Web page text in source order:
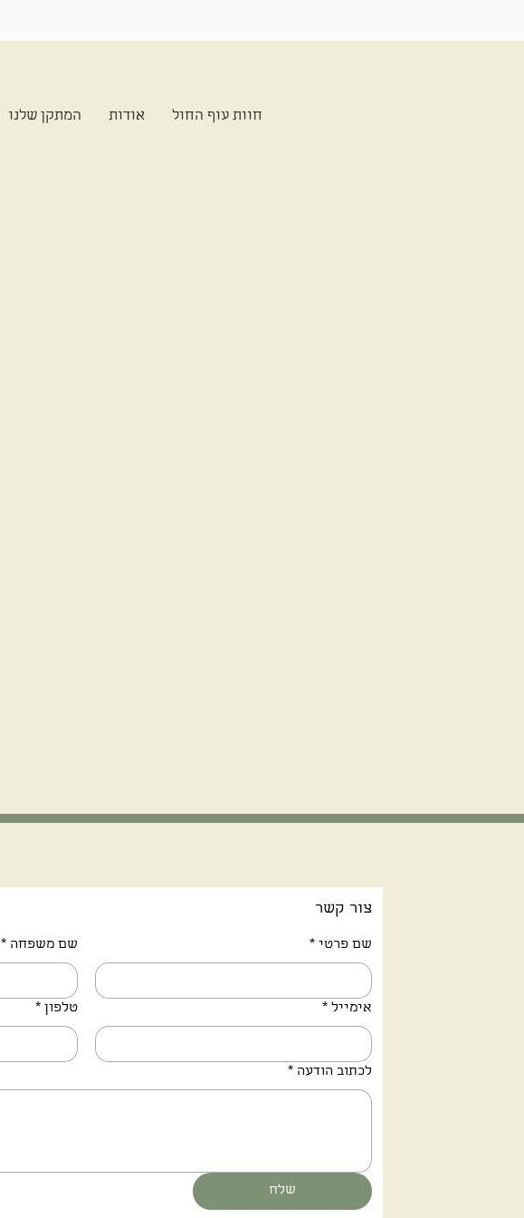
המתקן שלנו אודות חוות עוף החול
צור קשר
שם פרטי * שם משפחה *
אימייל * טלפון *
לכתוב הודעה *
שלח